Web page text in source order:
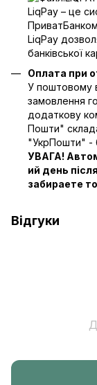
LiqPay – це
LiqPay
банківської
Оплата при
У поштовому
замовлення
додаткову
Пошти"
"УкрПошти" -
УВАГА!
ий день
забираете
Відгуки